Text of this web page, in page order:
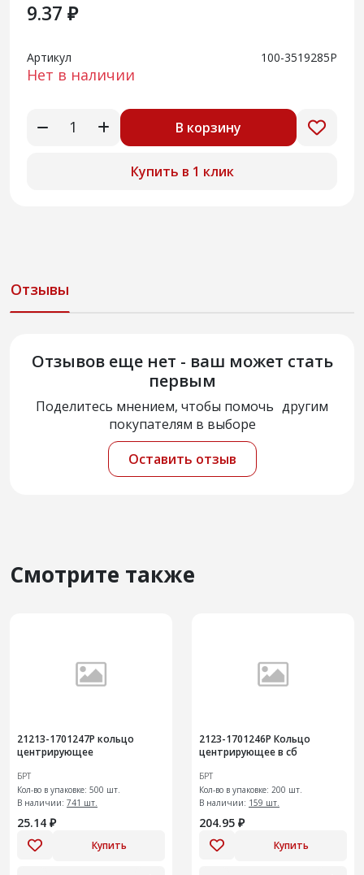
9.37 ₽
Артикул 100-3519285Р
Нет в наличии
В корзину
Купить в 1 клик
Отзывы
Отзывов еще нет - ваш может стать
первым
Поделитесь мнением, чтобы помочь другим
покупателям в выборе
Оставить отзыв
Смотрите также
21213-1701247Р кольцо
центрирующее
БРТ
Кол-во в упаковке: 500 шт.
В наличии: 741 шт.
25.14 ₽
Купить
2123-1701246Р Кольцо
центрирующее в сб
БРТ
Кол-во в упаковке: 200 шт.
В наличии: 159 шт.
204.95 ₽
Купить